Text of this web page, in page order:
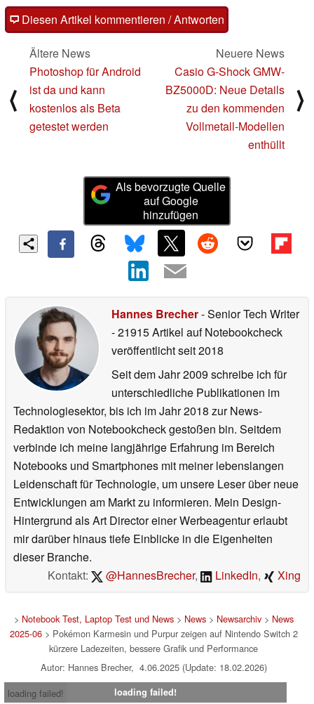
Diesen Artikel kommentieren / Antworten
⟨
Ältere News
Photoshop für Android
ist da und kann
kostenlos als Beta
getestet werden
Neuere News
Casio G-Shock GMW-
BZ5000D: Neue Details
zu den kommenden
Vollmetall-Modellen
enthüllt
⟩
Als bevorzugte Quelle
auf Google
hinzufügen
Hannes Brecher- Senior Tech Writer
- 21915 Artikel auf Notebookcheck
veröffentlichtseit 2018
Seit dem Jahr 2009 schreibe ich für
unterschiedliche Publikationen im
Technologiesektor, bis ich im Jahr 2018 zur News-
Redaktion von Notebookcheck gestoßen bin. Seitdem
verbinde ich meine langjährige Erfahrung im Bereich
Notebooks und Smartphones mit meiner lebenslangen
Leidenschaft für Technologie, um unsere Leser über neue
Entwicklungen am Markt zu informieren. Mein Design-
Hintergrund als Art Director einer Werbeagentur erlaubt
mir darüber hinaus tiefe Einblicke in die Eigenheiten
dieser Branche.
Kontakt:
@HannesBrecher, LinkedIn, Xing
> Notebook Test, Laptop Test und News> News> Newsarchiv> News
2025-06> Pokémon Karmesin und Purpur zeigen auf Nintendo Switch 2
kürzere Ladezeiten, bessere Grafik und Performance
Autor: Hannes Brecher, 4.06.2025 (Update: 18.02.2026)
loading failed!
loading failed!